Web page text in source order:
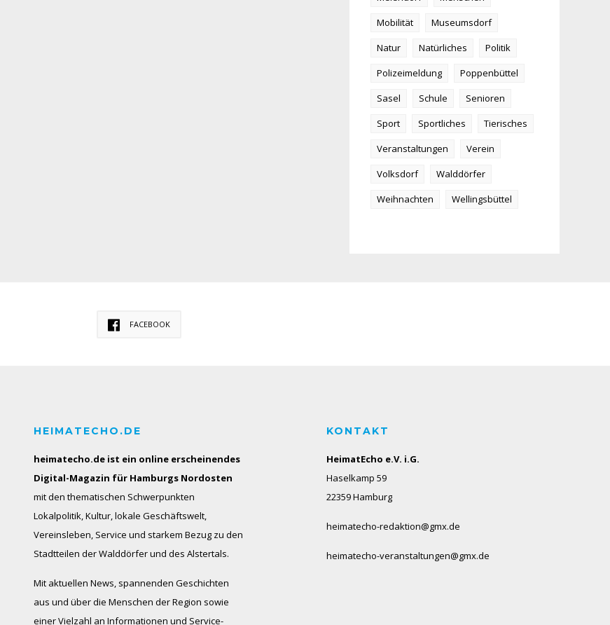
Mobilität
Museumsdorf
Natur
Natürliches
Politik
Polizeimeldung
Poppenbüttel
Sasel
Schule
Senioren
Sport
Sportliches
Tierisches
Veranstaltungen
Verein
Volksdorf
Walddörfer
Weihnachten
Wellingsbüttel
FACEBOOK
HEIMATECHO.DE
heimatecho.de ist ein online erscheinendes
Digital-Magazin für Hamburgs Nordosten
mit den thematischen Schwerpunkten
Lokalpolitik, Kultur, lokale Geschäftswelt,
Vereinsleben, Service und starkem Bezug zu den
Stadtteilen der Walddörfer und des Alstertals.
Mit aktuellen News, spannenden Geschichten
aus und über die Menschen der Region sowie
einer Vielzahl an Informationen und Service-
KONTAKT
HeimatEcho e.V. i.G.
Haselkamp 59
22359 Hamburg
heimatecho-redaktion@gmx.de
heimatecho-veranstaltungen@gmx.de